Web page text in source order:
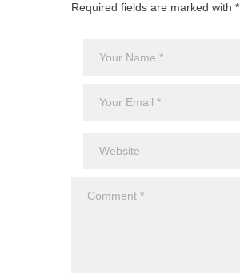
Required fields are marked with *